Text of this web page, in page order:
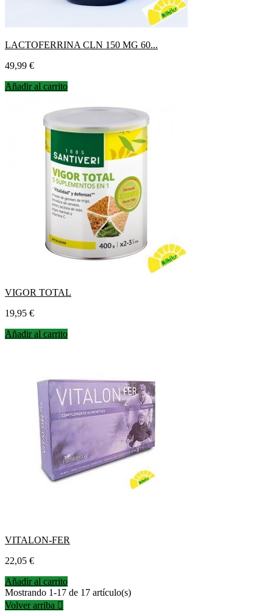
LACTOFERRINA CLN 150 MG 60...
Precio
49,99 €
Añadir al carrito
VIGOR TOTAL
Precio
19,95 €
Añadir al carrito
VITALON-FER
Precio
22,05 €
Añadir al carrito
Mostrando 1-17 de 17 artículo(s)
Volver arriba 